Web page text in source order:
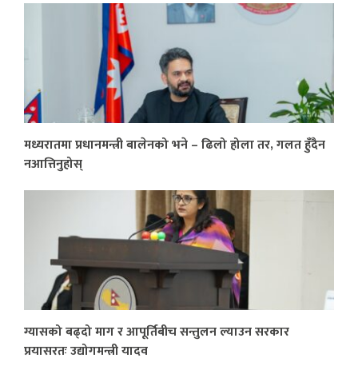
मध्यरातमा प्रधानमन्त्री बालेनको भने – ढिलो होला तर, गलत हुँदैन
नआत्तिनुहोस्
ग्यासको बढ्दो माग र आपूर्तिबीच सन्तुलन ल्याउन सरकार
प्रयासरतः उद्योगमन्त्री यादव